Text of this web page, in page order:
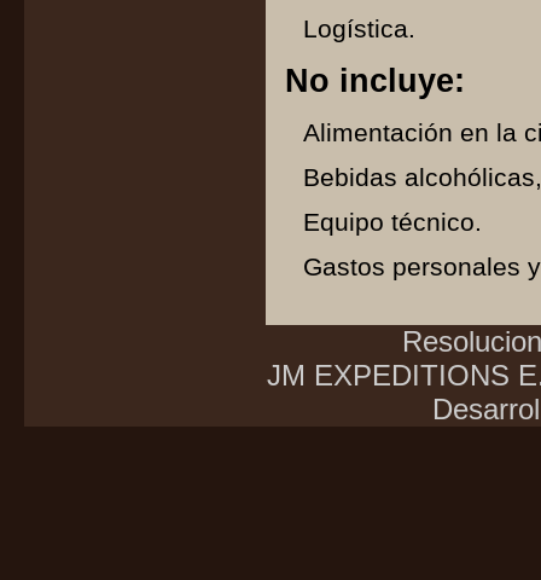
Logística.
No incluye:
Alimentación en la
Bebidas
Equipo técnico.
Gastos personales
JM EXPEDITIONS